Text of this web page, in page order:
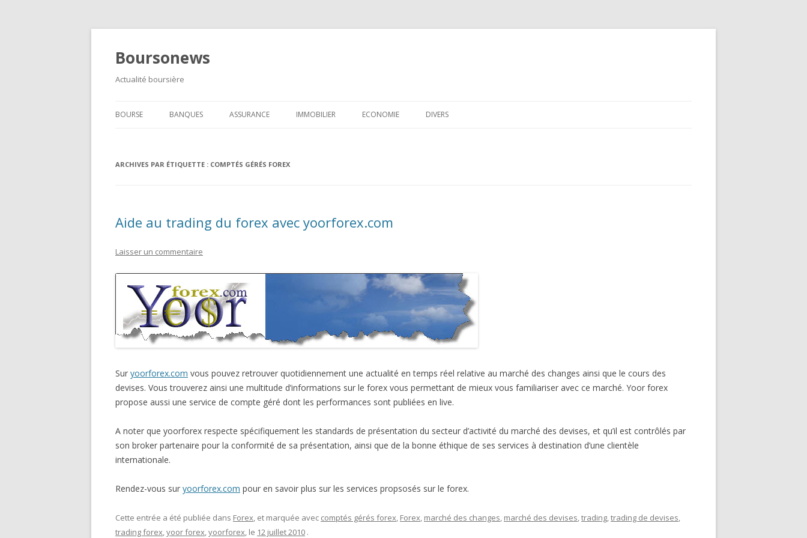
Boursonews
Actualité boursière
BOURSE
MÉTAUX PRÉCIEUX
BANQUES ASSURANCE IMMOBILIER ECONOMIE DIVERS
ARCHIVES PAR ÉTIQUETTE : COMPTÉS GÉRÉS FOREX
Aide au trading du forex avec yoorforex.com
Laisser un commentaire
Sur yoorforex.com vous pouvez retrouver quotidiennement une actualité en temps réel relative au marché des changes ainsi que le cours des
devises. Vous trouverez ainsi une multitude d’informations sur le forex vous permettant de mieux vous familiariser avec ce marché. Yoor forex
propose aussi une service de compte géré dont les performances sont publiées en live.
A noter que yoorforex respecte spécifiquement les standards de présentation du secteur d’activité du marché des devises, et qu’il est contrôlés par
son broker partenaire pour la conformité de sa présentation, ainsi que de la bonne éthique de ses services à destination d’une clientèle
internationale.
Rendez-vous sur yoorforex.com pour en savoir plus sur les services propsosés sur le forex.
Cette entrée a été publiée dans Forex, et marquée avec comptés gérés forex, Forex, marché des changes, marché des devises,trading,trading de devises,
trading forex,yoor forex,yoorforex, le 12 juillet 2010 .